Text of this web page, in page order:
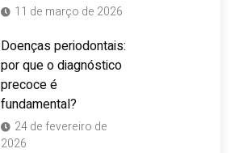
11 de março de 2026
Doenças periodontais:
por que o diagnóstico
precoce é
fundamental?
24 de fevereiro de
2026